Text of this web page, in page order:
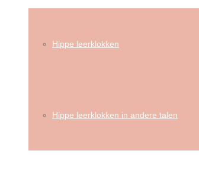
Hippe leerklokken
Hippe leerklokken in andere talen